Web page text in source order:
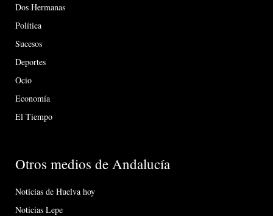
Dos Hermanas
Política
Sucesos
Deportes
Ocio
Economía
El Tiempo
Otros medios de Andalucía
Noticias de Huelva hoy
Noticias Lepe